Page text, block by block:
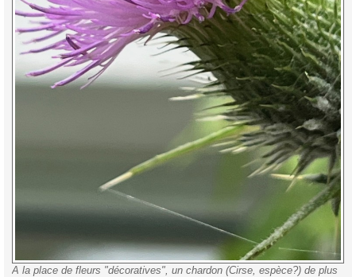
A la place de fleurs "décoratives", un chardon (Cirse, espèce?) de plus